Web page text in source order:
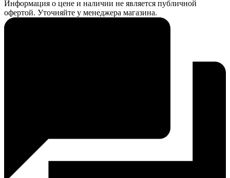
Информация о цене и наличии не является публичной
офертой. Уточняйте у менеджера магазина.